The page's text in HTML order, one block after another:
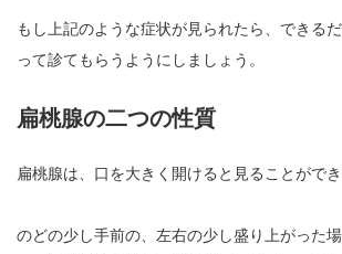
もし上記のような症状が見られたら、できる
って診てもらうようにしましょう。
扁桃腺の二つの性質
扁桃腺は、口を大きく開けると見ることができ
のどの少し手前の、左右の少し盛り上がった